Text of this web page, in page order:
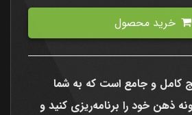
خرید محصول
و جامع است که به شما
ذهن خود را برنامه‌ریزی کنید و